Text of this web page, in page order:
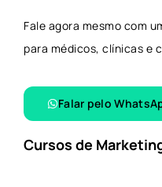
Fale agora mesmo com
para médicos, clínicas e
Falar pelo
Cursos de